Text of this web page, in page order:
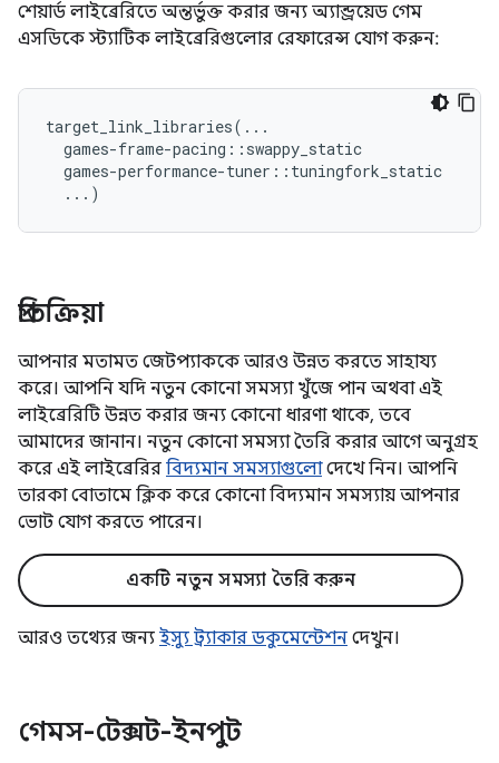
শেয়ার্ড লাইব্রেরিতে অন্তর্ভুক্ত করার জন্য অ্যান্ড্রয়েড গেম
এসডিকে স্ট্যাটিক লাইব্রেরিগুলোর রেফারেন্স যোগ করুন:
target_link_libraries(...
  games-frame-pacing::swappy_static
  games-performance-tuner::tuningfork_static
প্রতিক্রিয়া
আপনার মতামত জেটপ্যাককে আরও উন্নত করতে সাহায্য
করে। আপনি যদি নতুন কোনো সমস্যা খুঁজে পান অথবা এই
লাইব্রেরিটি উন্নত করার জন্য কোনো ধারণা থাকে, তবে
আমাদের জানান। নতুন কোনো সমস্যা তৈরি করার আগে অনুগ্রহ
করে এই লাইব্রেরির বিদ্যমান সমস্যাগুলোদেখে নিন। আপনি
তারকা বোতামে ক্লিক করে কোনো বিদ্যমান সমস্যায় আপনার
ভোট যোগ করতে পারেন।
একটি নতুন সমস্যা তৈরি করুন
আরও তথ্যের জন্য ইস্যু ট্র্যাকার ডকুমেন্টেশন দেখুন।
গেমস-টেক্সট-ইনপুট